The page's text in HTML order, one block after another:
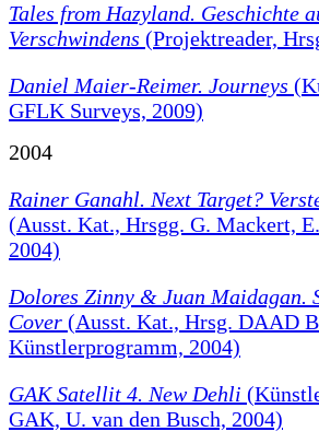
Tales from Hazyland. Geschichte
Verschwindens (Projektreader,
Daniel Maier-Reimer. Journeys
GFLK Surveys, 2009)
2004
Rainer Ganahl. Next Target?
(Ausst. Kat., Hrsgg. G. Mackert,
2004)
Dolores Zinny & Juan Maidagan.
Cover (Ausst. Kat., Hrsg. DAAD
Künstlerprogramm, 2004)
GAK Satellit 4. New Dehli
GAK, U. van den Busch, 2004)